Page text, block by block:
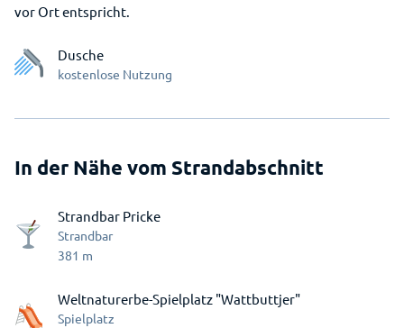
vor Ort entspricht.
Dusche
kostenlose Nutzung
In der Nähe vom Strandabschnitt
Strandbar Pricke
Strandbar
381 m
Weltnaturerbe-Spielplatz "Wattbuttjer"
Spielplatz